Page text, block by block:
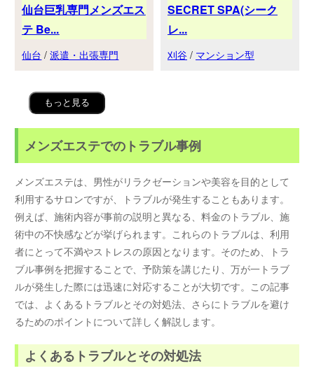
仙台巨乳専門メンズエス
テ Be...
仙台 /派遣・出張専門
SECRET SPA(シーク
レ...
刈谷 / マンション型
もっと見る
メンズエステでのトラブル事例
メンズエステは、男性がリラクゼーションや美容を目的として
利用するサロンですが、トラブルが発生することもあります。
例えば、施術内容が事前の説明と異なる、料金のトラブル、施
術中の不快感などが挙げられます。これらのトラブルは、利用
者にとって不満やストレスの原因となります。そのため、トラ
ブル事例を把握することで、予防策を講じたり、万が一トラブ
ルが発生した際には迅速に対応することが大切です。この記事
では、よくあるトラブルとその対処法、さらにトラブルを避け
るためのポイントについて詳しく解説します。
よくあるトラブルとその対処法